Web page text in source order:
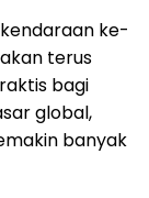
ke-
terus
bagi
global,
banyak